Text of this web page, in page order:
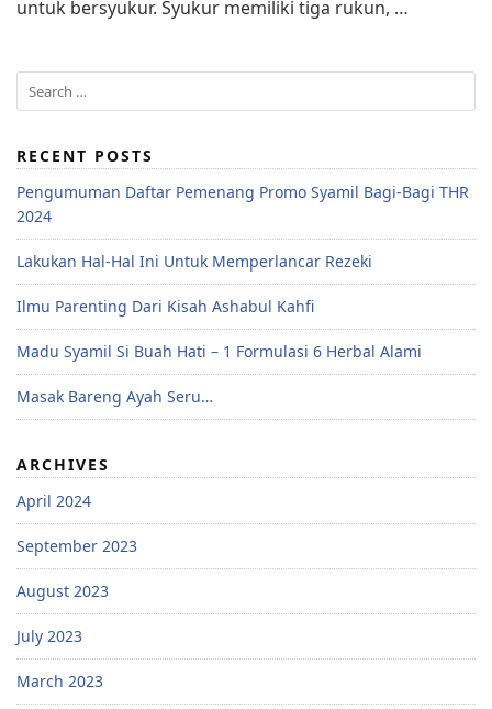
untuk bersyukur. Syukur memiliki tiga rukun, …
RECENT POSTS
Pengumuman Daftar Pemenang Promo Syamil Bagi-Bagi THR
2024
Lakukan Hal-Hal Ini Untuk Memperlancar Rezeki
Ilmu Parenting Dari Kisah Ashabul Kahfi
Madu Syamil Si Buah Hati – 1 Formulasi 6 Herbal Alami
Masak Bareng Ayah Seru…
ARCHIVES
April 2024
September 2023
August 2023
July 2023
March 2023